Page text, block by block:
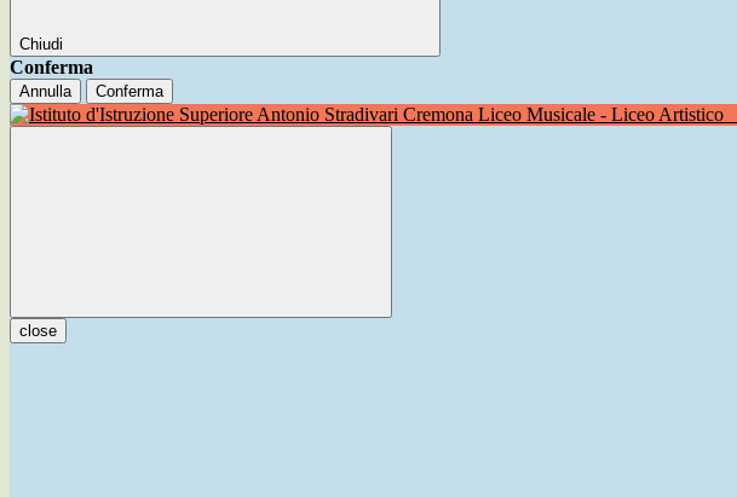
Chiudi
Conferma
Annulla Conferma
Liceo Musicale - Liceo Artistico
close